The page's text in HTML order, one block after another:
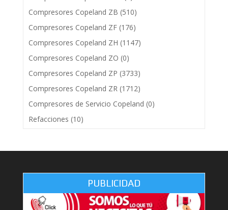
Compresores Copeland ZB (510)
Compresores Copeland ZF (176)
Compresores Copeland ZH (1147)
Compresores Copeland ZO (0)
Compresores Copeland ZP (3733)
Compresores Copeland ZR (1712)
Compresores de Servicio Copeland (0)
Refacciones (10)
PUBLICIDAD